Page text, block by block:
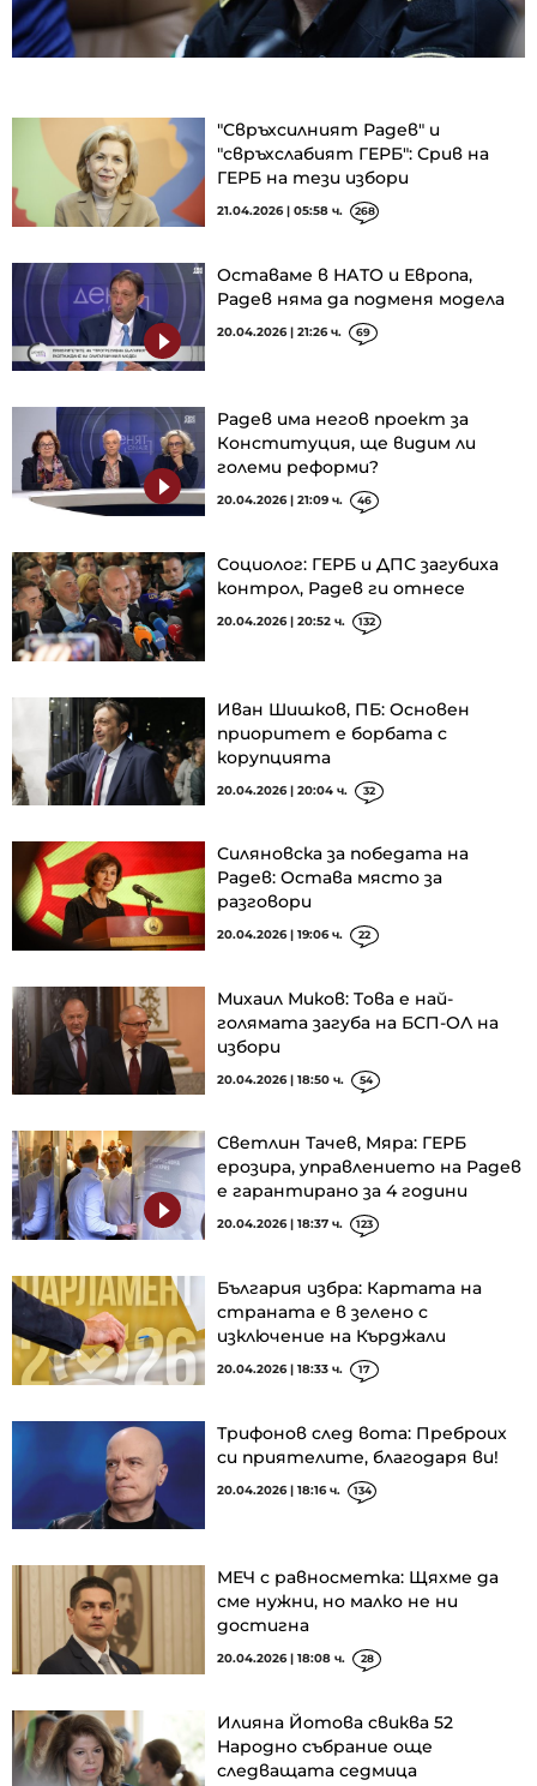
"Свръхсилният Радев" и
"свръхслабият ГЕРБ": Срив на
ГЕРБ на тези избори
21.04.2026 | 05:58 ч. 268
Оставаме в НАТО и Европа,
Радев няма да подменя модела
20.04.2026 | 21:26 ч. 69
Радев има негов проект за
Конституция, ще видим ли
големи реформи?
20.04.2026 | 21:09 ч. 46
Социолог: ГЕРБ и ДПС загубиха
контрол, Радев ги отнесе
20.04.2026 | 20:52 ч. 132
Иван Шишков, ПБ: Основен
приоритет е борбата с
корупцията
20.04.2026 | 20:04 ч. 32
Силяновска за победата на
Радев: Остава място за
разговори
20.04.2026 | 19:06 ч. 22
Михаил Миков: Tова е най-
голямата загуба на БСП-ОЛ на
избори
20.04.2026 | 18:50 ч. 54
Светлин Тачев, Мяра: ГЕРБ
ерозира, управлението на Радев
е гарантирано за 4 години
20.04.2026 | 18:37 ч. 123
България избра: Картата на
страната е в зелено с
изключение на Кърджали
20.04.2026 | 18:33 ч. 17
Трифонов след вота: Преброих
си приятелите, благодаря ви!
20.04.2026 | 18:16 ч. 134
МЕЧ с равносметка: Щяхме да
сме нужни, но малко не ни
достигна
20.04.2026 | 18:08 ч. 28
Илияна Йотова свиква 52
Народно събрание още
следващата седмица